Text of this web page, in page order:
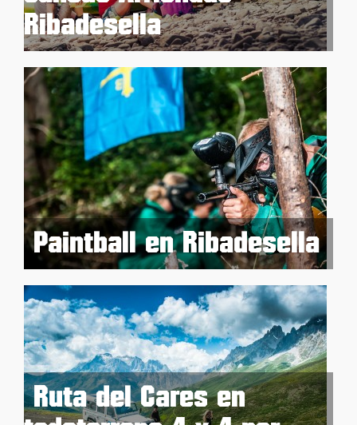
Ribadesella
Paintball en Ribadesella
Ruta del Cares en